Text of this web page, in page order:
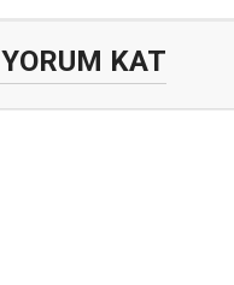
YORUM KAT